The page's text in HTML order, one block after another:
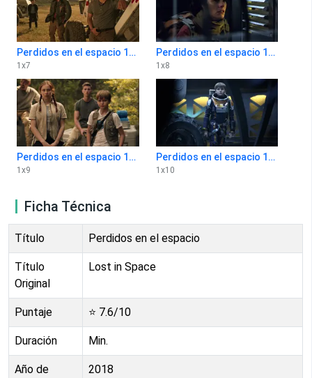
Perdidos en el espacio 1x7
1 x7
Perdidos en el espacio 1x8
1 x8
Perdidos en el espacio 1x9
1 x9
Perdidos en el espacio 1x10
1 x10
Ficha Técnica
Título Perdidos en el espacio
Título
Original
Lost in Space
Puntaje ⭐ 7.6/10
Duración Min.
Año de
2018